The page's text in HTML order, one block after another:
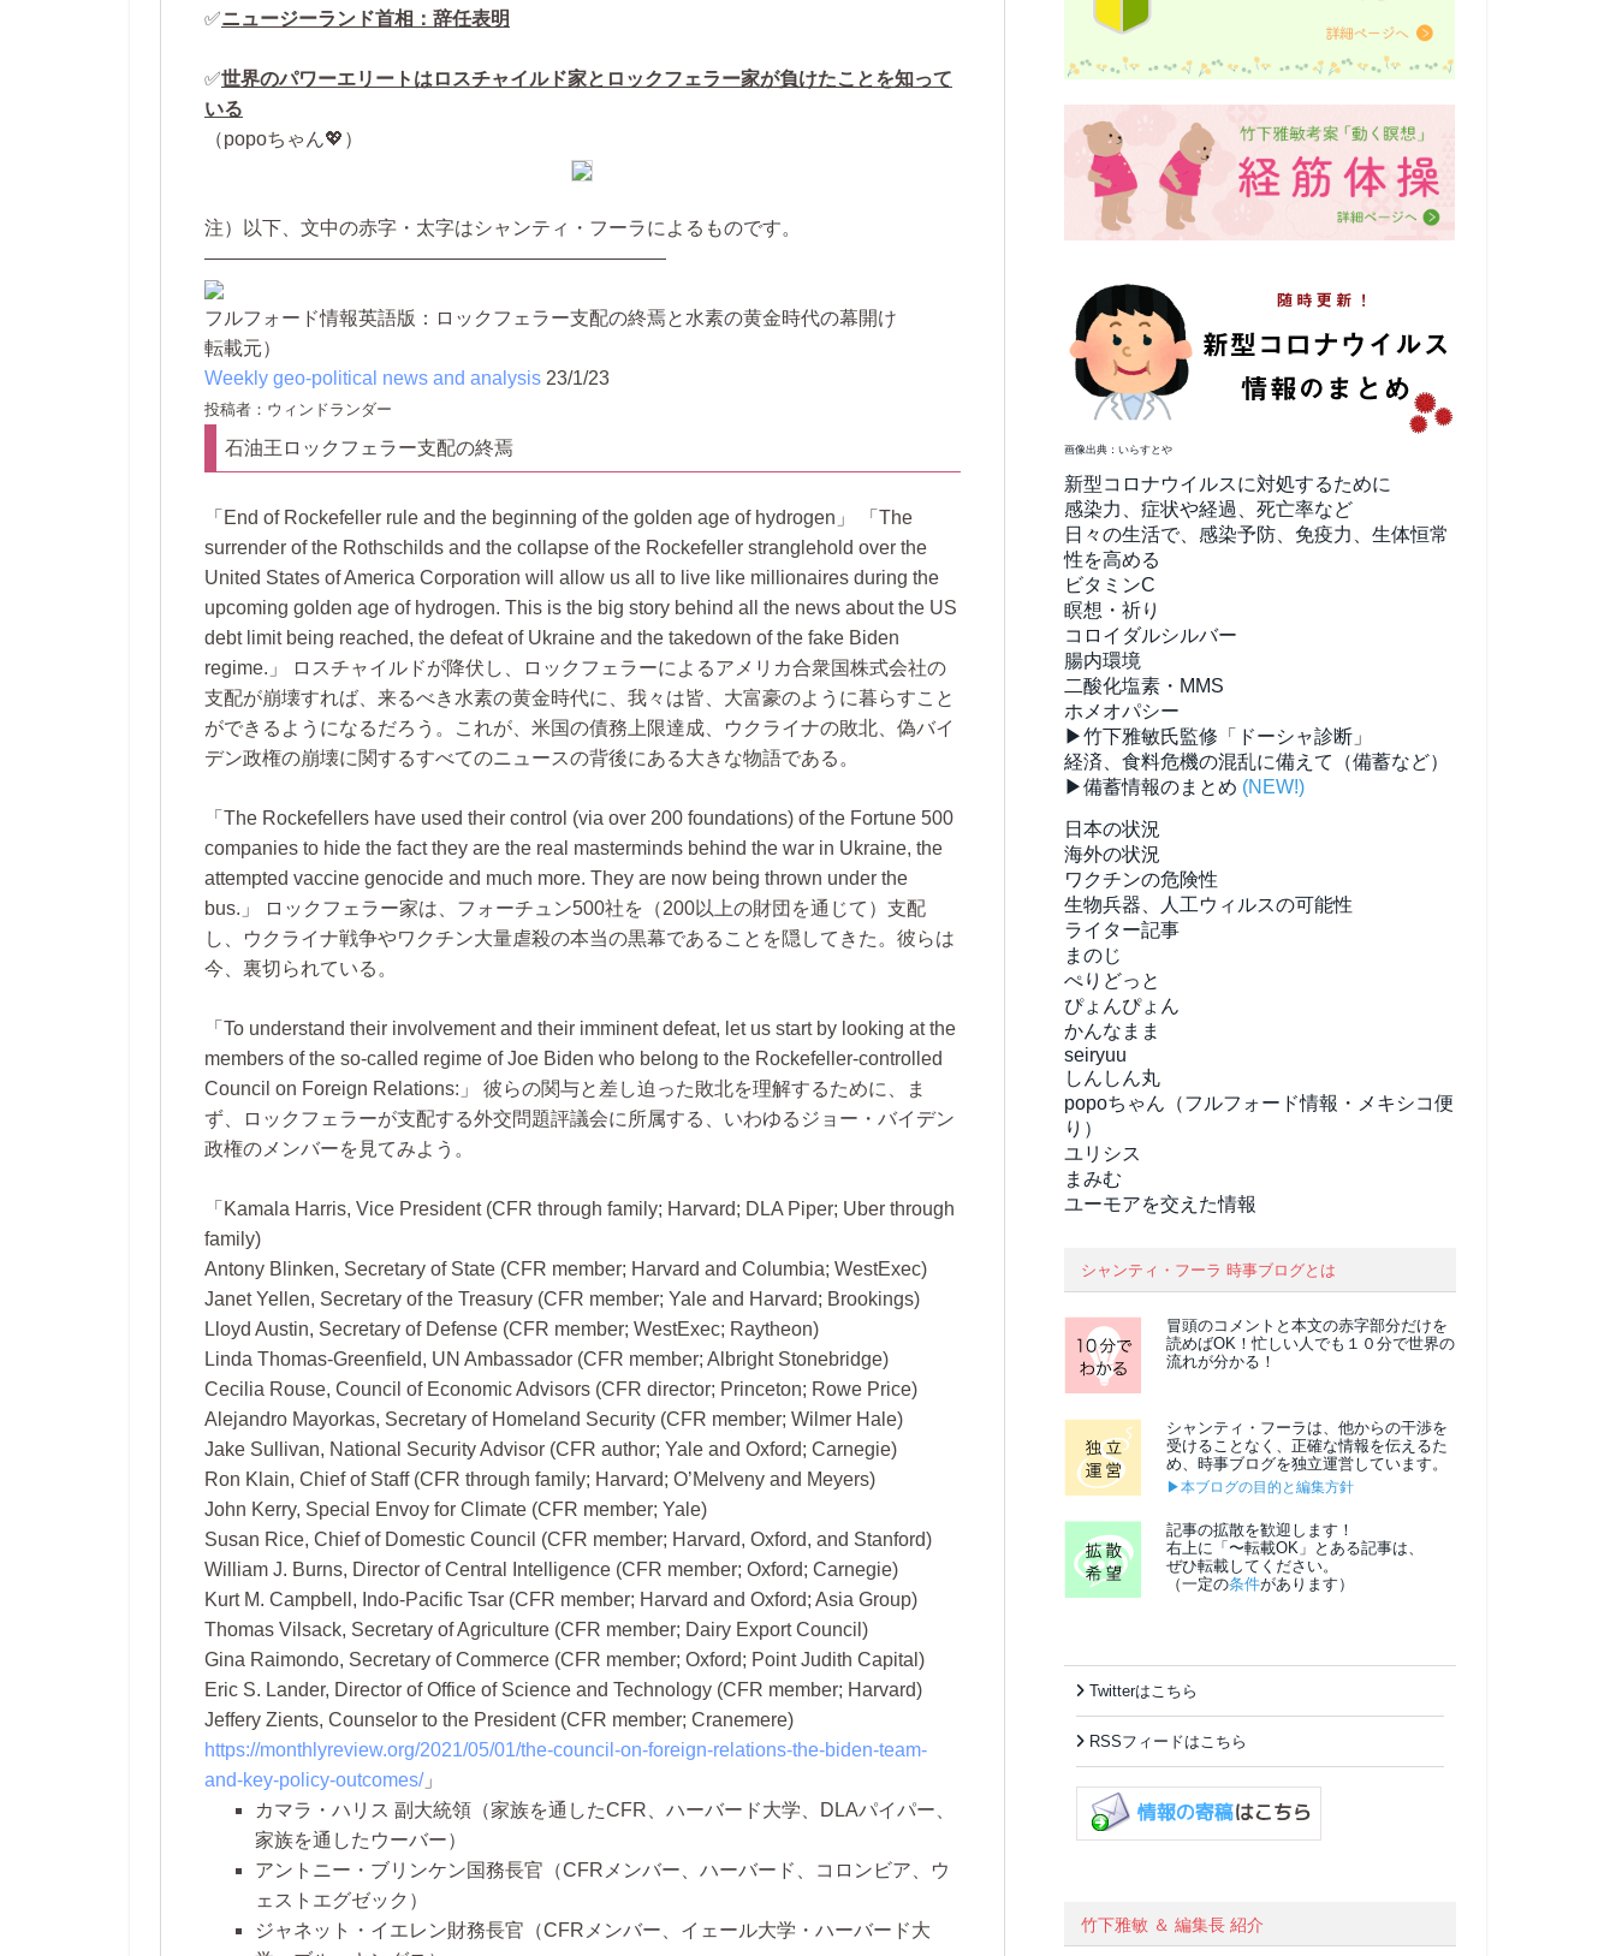
✅ニュージーランド首相：辞任表明
✅世界のパワーエリートはロスチャイルド家とロックフェラー家が負けたことを知って
いる
（popoちゃん💖）
注）以下、文中の赤字・太字はシャンティ・フーラによるものです。
————————————————————————
フルフォード情報英語版：ロックフェラー支配の終焉と水素の黄金時代の幕開け
転載元）
Weekly geo-political news and analysis 23/1/23
投稿者：ウィンドランダー
石油王ロックフェラー支配の終焉
End of Rockefeller rule and the beginning of the golden age of hydrogen
The
surrender of the Rothschilds and the collapse of the Rockefeller stranglehold over the
United States of America Corporation will allow us all to live like millionaires during the
upcoming golden age of hydrogen. This is the big story behind all the news about the US
debt limit being reached, the defeat of Ukraine and the takedown of the fake Biden
regime.
ロスチャイルドが降伏し、ロックフェラーによるアメリカ合衆国株式会社の
支配が崩壊すれば、来るべき水素の黄金時代に、我々は皆、大富豪のように暮らすこと
ができるようになるだろう。これが、米国の債務上限達成、ウクライナの敗北、偽バイ
デン政権の崩壊に関するすべてのニュースの背後にある大きな物語である。
The Rockefellers have used their control (via over 200 foundations) of the Fortune 500
companies to hide the fact they are the real masterminds behind the war in Ukraine, the
attempted vaccine genocide and much more. They are now being thrown under the
bus.
ロックフェラー家は、フォーチュン500社を（200以上の財団を通じて）支配
し、ウクライナ戦争やワクチン大量虐殺の本当の黒幕であることを隠してきた。彼らは
今、裏切られている。
To understand their involvement and their imminent defeat, let us start by looking at the
members of the so-called regime of Joe Biden who belong to the Rockefeller-controlled
Council on Foreign Relations:
彼らの関与と差し迫った敗北を理解するために、ま
ず、ロックフェラーが支配する外交問題評議会に所属する、いわゆるジョー・バイデン
政権のメンバーを見てみよう。
Kamala Harris, Vice President (CFR through family; Harvard; DLA Piper; Uber through
family)
Antony Blinken, Secretary of State (CFR member; Harvard and Columbia; WestExec)
Janet Yellen, Secretary of the Treasury (CFR member; Yale and Harvard; Brookings)
Lloyd Austin, Secretary of Defense (CFR member; WestExec; Raytheon)
Linda Thomas-Greenfield, UN Ambassador (CFR member; Albright Stonebridge)
Cecilia Rouse, Council of Economic Advisors (CFR director; Princeton; Rowe Price)
Alejandro Mayorkas, Secretary of Homeland Security (CFR member; Wilmer Hale)
Jake Sullivan, National Security Advisor (CFR author; Yale and Oxford; Carnegie)
Ron Klain, Chief of Staff (CFR through family; Harvard; O’Melveny and Meyers)
John Kerry, Special Envoy for Climate (CFR member; Yale)
Susan Rice, Chief of Domestic Council (CFR member; Harvard, Oxford, and Stanford)
William J. Burns, Director of Central Intelligence (CFR member; Oxford; Carnegie)
Kurt M. Campbell, Indo-Pacific Tsar (CFR member; Harvard and Oxford; Asia Group)
Thomas Vilsack, Secretary of Agriculture (CFR member; Dairy Export Council)
Gina Raimondo, Secretary of Commerce (CFR member; Oxford; Point Judith Capital)
Eric S. Lander, Director of Office of Science and Technology (CFR member; Harvard)
Jeffery Zients, Counselor to the President (CFR member; Cranemere)
https://monthlyreview.org/2021/05/01/the-council-on-foreign-relations-the-biden-team-
and-key-policy-outcomes/
カマラ・ハリス 副大統領（家族を通したCFR、ハーバード大学、DLAパイパー、
家族を通したウーバー）
アントニー・ブリンケン国務長官（CFRメンバー、ハーバード、コロンビア、ウ
ェストエグゼック）
ジャネット・イエレン財務長官（CFRメンバー、イェール大学・ハーバード大
画像出典：いらすとや
新型コロナウイルスに対処するために
感染力、症状や経過、死亡率など
日々の生活で、感染予防、免疫力、生体恒常
性を高める
ビタミンC
瞑想・祈り
コロイダルシルバー
腸内環境
二酸化塩素・MMS
ホメオパシー
▶竹下雅敏氏監修「ドーシャ診断」
経済、食料危機の混乱に備えて（備蓄など）
▶備蓄情報のまとめ (NEW!)
日本の状況
海外の状況
ワクチンの危険性
生物兵器、人工ウィルスの可能性
ライター記事
まのじ
ぺりどっと
ぴょんぴょん
かんなまま
seiryuu
しんしん丸
popoちゃん（フルフォード情報・メキシコ便
り）
ユリシス
まみむ
ユーモアを交えた情報
シャンティ・フーラ 時事ブログとは
冒頭のコメントと本文の赤字部分だけを
読めばOK！忙しい人でも１０分で世界の
流れが分かる！
シャンティ・フーラは、他からの干渉を
受けることなく、正確な情報を伝えるた
め、時事ブログを独立運営しています。
▶本ブログの目的と編集方針
記事の拡散を歓迎します！
右上に「〜転載OK」とある記事は、
ぜひ転載してください。
（一定の条件があります）
Twitterはこちら
RSSフィードはこちら
竹下雅敏 ＆ 編集長 紹介